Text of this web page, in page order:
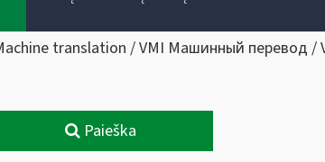
translation / VMI Машинный перевод
Paieška